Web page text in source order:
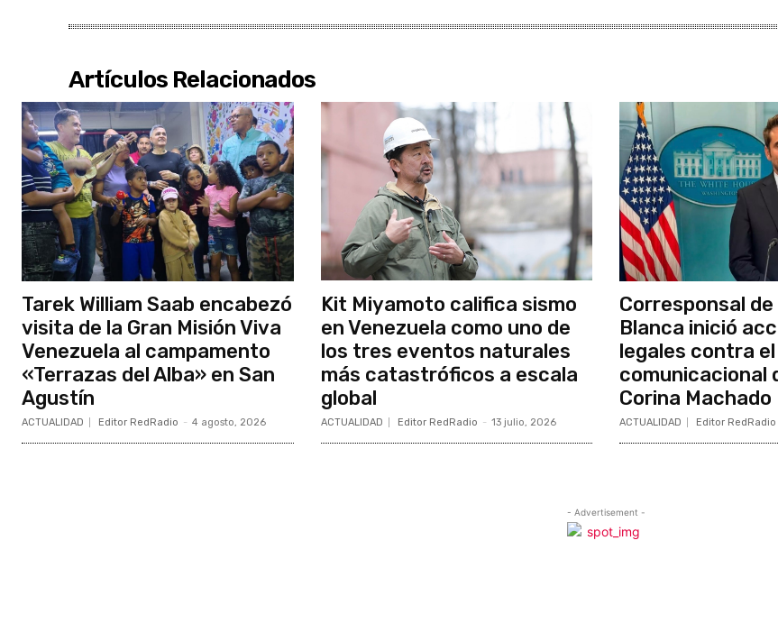
Artículos Relacionados
Tarek William Saab encabezó
visita de la Gran Misión Viva
Venezuela al campamento
«Terrazas del Alba» en San
Agustín
ACTUALIDAD Editor RedRadio - 4 agosto, 2026
Kit Miyamoto califica sismo
en Venezuela como uno de
los tres eventos naturales
más catastróficos a escala
global
ACTUALIDAD Editor RedRadio - 13 julio, 2026
Corresponsal de
Blanca inició
legales contra
comunicacional
Corina Machado
ACTUALIDAD Editor RedRadio
- Advertisement -